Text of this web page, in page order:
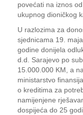
povećati na iznos
ukupnog dioničkog
U razlozima za
sjednicama 19.
godine donijela
d.d. Sarajevo po
15.000.000 KM, a
ministarstvo
o kreditima za
namijenjene
dospijeća do 25